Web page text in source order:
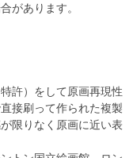
があります。
許）をして原画再現性
接刷って作られた複製
限りなく原画に近い表